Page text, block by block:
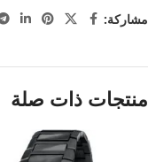
مشاركة:
منتجات ذات صلة